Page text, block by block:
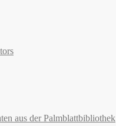
aus der Palmblattbibliothek